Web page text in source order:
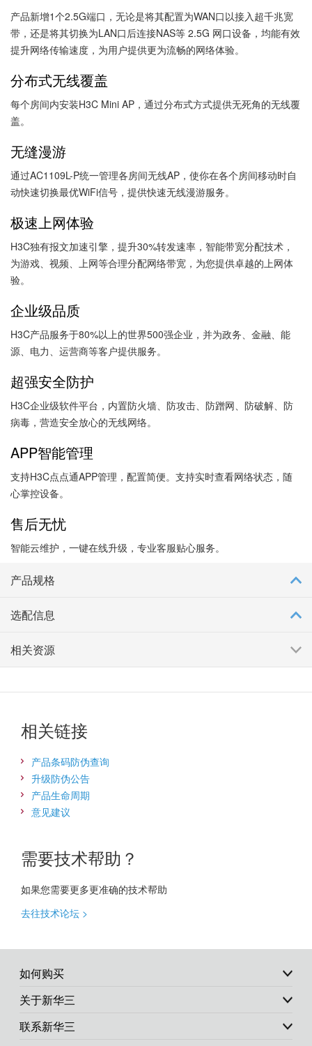
产品新增1个2.5G端口，无论是将其配置为WAN口以接入超千兆宽
带，还是将其切换为LAN口后连接NAS等 2.5G 网口设备，均能有效
提升网络传输速度，为用户提供更为流畅的网络体验。
分布式无线覆盖
每个房间内安装H3C Mini AP，通过分布式方式提供无死角的无线覆
盖。
无缝漫游
通过AC1109L-P统一管理各房间无线AP，使你在各个房间移动时自
动快速切换最优WiFi信号，提供快速无线漫游服务。
极速上网体验
H3C独有报文加速引擎，提升30%转发速率，智能带宽分配技术，
为游戏、视频、上网等合理分配网络带宽，为您提供卓越的上网体
验。
企业级品质
H3C产品服务于80%以上的世界500强企业，并为政务、金融、能
源、电力、运营商等客户提供服务。
超强安全防护
H3C企业级软件平台，内置防火墙、防攻击、防蹭网、防破解、防
病毒，营造安全放心的无线网络。
APP智能管理
支持H3C点点通APP管理，配置简便。支持实时查看网络状态，随
心掌控设备。
售后无忧
智能云维护，一键在线升级，专业客服贴心服务。
产品规格
选配信息
相关资源
相关链接
产品条码防伪查询
升级防伪公告
产品生命周期
意见建议
需要技术帮助？
如果您需要更多更准确的技术帮助
去往技术论坛 >
如何购买
关于新华三
联系新华三